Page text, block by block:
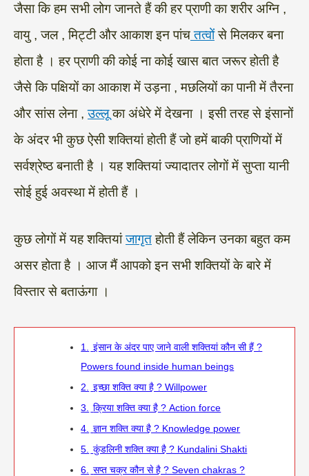
जैसा कि हम सभी लोग जानते हैं की हर प्राणी का शरीर अग्नि ,
वायु , जल , मिट्टी और आकाश इन पांचतत्वोंसे मिलकर बना
होता है । हर प्राणी की कोई ना कोई खास बात जरूर होती है
जैसे कि पक्षियों का आकाश में उड़ना , मछलियों का पानी में तैरना
और सांस लेना ,उल्लूका अंधेरे में देखना । इसी तरह से इंसानों
के अंदर भी कुछ ऐसी शक्तियां होती हैं जो हमें बाकी प्राणियों में
सर्वश्रेष्ठ बनाती है । यह शक्तियां ज्यादातर लोगों में सुप्ता यानी
सोई हुई अवस्था में होती हैं ।
कुछ लोगों में यह शक्तियांजागृतहोती हैं लेकिन उनका बहुत कम
असर होता है । आज मैं आपको इन सभी शक्तियों के बारे में
विस्तार से बताऊंगा ।
1.
इंसान के अंदर पाए जाने वाली शक्तियां कौन सी हैं ?
Powers found inside human beings
2.
इच्छा शक्ति क्या है ? Willpower
3.
क्रिया शक्ति क्या है ? Action force
4.
ज्ञान शक्ति क्या है ? Knowledge power
5.
कुंडलिनी शक्ति क्या है ? Kundalini Shakti
6.
सप्त चक्र कौन से है ? Seven chakras ?